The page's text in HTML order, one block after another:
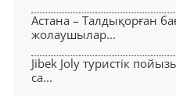
Астана – Талдықорған
жолаушылар...
Jibek Joly туристік
са...